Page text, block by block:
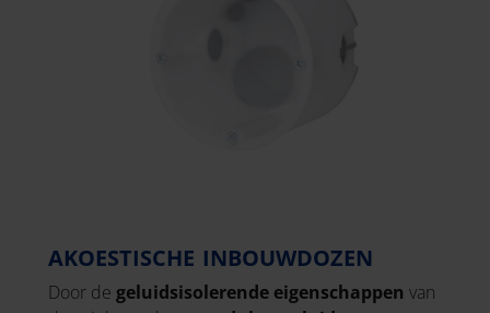
AKOESTISCHE INBOUWDOZEN
Door de geluidsisolerende eigenschappen van